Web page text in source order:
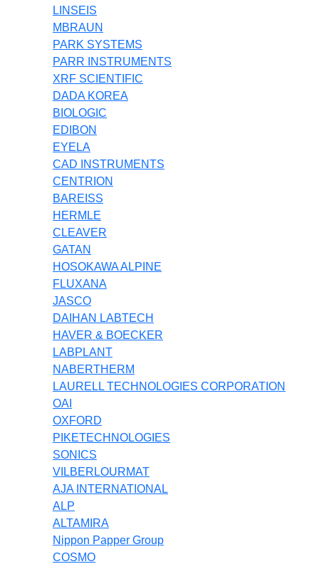
LINSEIS
MBRAUN
PARK SYSTEMS
PARR INSTRUMENTS
XRF SCIENTIFIC
DADA KOREA
BIOLOGIC
EDIBON
EYELA
CAD INSTRUMENTS
CENTRION
BAREISS
HERMLE
CLEAVER
GATAN
HOSOKAWA ALPINE
FLUXANA
JASCO
DAIHAN LABTECH
HAVER & BOECKER
LABPLANT
NABERTHERM
LAURELL TECHNOLOGIES CORPORATION
OAI
OXFORD
PIKETECHNOLOGIES
SONICS
VILBERLOURMAT
AJA INTERNATIONAL
ALP
ALTAMIRA
Nippon Papper Group
COSMO